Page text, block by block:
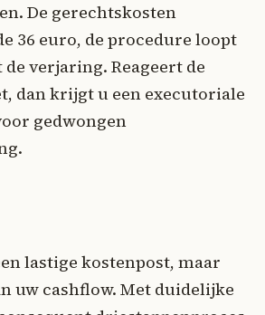
De gerechtskosten
36 euro, de procedure loopt
verjaring. Reageert de
dan krijgt u een executoriale
gedwongen
lastige kostenpost, maar
uw cashflow. Met duidelijke